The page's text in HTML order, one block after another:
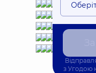
з Угодою